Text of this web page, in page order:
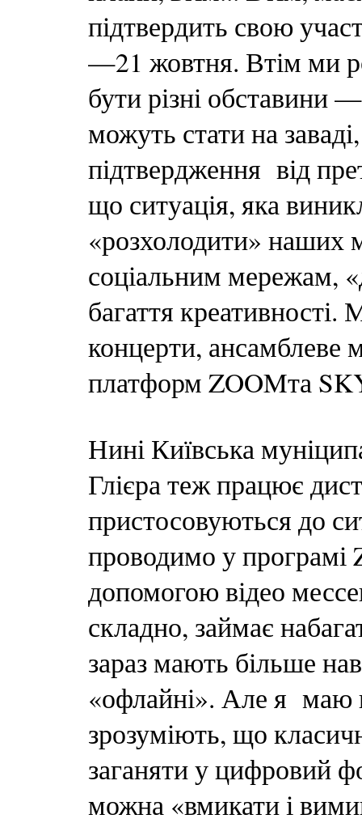
підтвердить свою
—21 жовтня. Втім ми
бути різні обставини
можуть стати на
підтвердження від
що ситуація, яка
«розхолодити» наших
соціальним мережам,
багаття
концерти, ансамблеве
платформ ZOOMта
Нині Київська
Глієра теж працює
пристосовуються до
проводимо у програмі
допомогою відео
складно, займає
зараз мають більше
«офлайні». Але я маю
зрозуміють, що
заганяти у цифровий
можна «вмикати і